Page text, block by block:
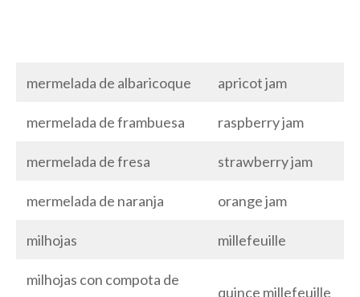
mermelada de albaricoque apricot jam
mermelada de frambuesa raspberry jam
mermelada de fresa strawberry jam
mermelada de naranja orange jam
milhojas millefeuille
milhojas con compota de
quince millefeuille